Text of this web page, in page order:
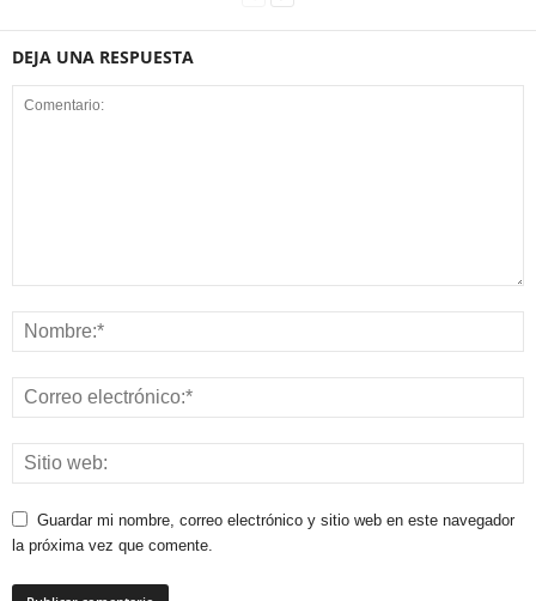
DEJA UNA RESPUESTA
Guardar mi nombre, correo electrónico y sitio web en este navegador
la próxima vez que comente.